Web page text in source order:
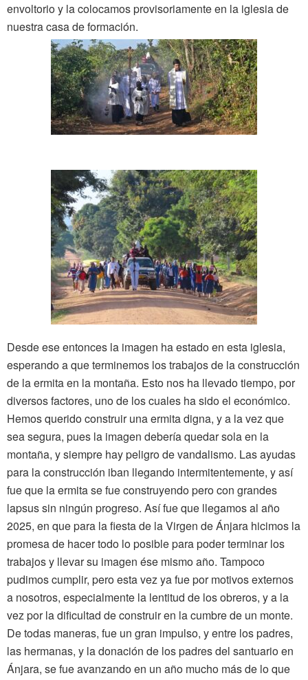
envoltorio y la colocamos provisoriamente en la iglesia de
nuestra casa de formación.
Desde ese entonces la imagen ha estado en esta iglesia,
esperando a que terminemos los trabajos de la construcción
de la ermita en la montaña. Esto nos ha llevado tiempo, por
diversos factores, uno de los cuales ha sido el económico.
Hemos querido construir una ermita digna, y a la vez que
sea segura, pues la imagen debería quedar sola en la
montaña, y siempre hay peligro de vandalismo. Las ayudas
para la construcción iban llegando intermitentemente, y así
fue que la ermita se fue construyendo pero con grandes
lapsus sin ningún progreso. Así fue que llegamos al año
2025, en que para la fiesta de la Virgen de Ánjara hicimos la
promesa de hacer todo lo posible para poder terminar los
trabajos y llevar su imagen ése mismo año. Tampoco
pudimos cumplir, pero esta vez ya fue por motivos externos
a nosotros, especialmente la lentitud de los obreros, y a la
vez por la dificultad de construir en la cumbre de un monte.
De todas maneras, fue un gran impulso, y entre los padres,
las hermanas, y la donación de los padres del santuario en
Ánjara, se fue avanzando en un año mucho más de lo que